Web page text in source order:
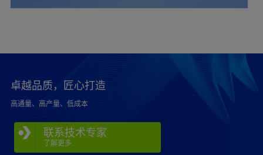
卓越品质，匠心打造
高通量、高产量、低成本
联系技术专家
了解更多